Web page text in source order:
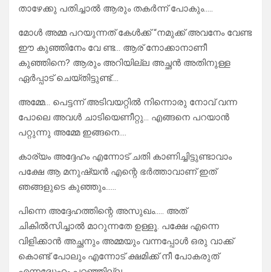
താഴേക്കു പതിച്ചാൽ ആരും തകർന്ന് പോകും…..
മോൾ അമ്മ പറയുന്നത് കേൾക്ക്‌ “നമുക്ക് അവനേം വേണ്ട
ഈ കുഞ്ഞിനേം വേ ണ്ട… ആര് നോക്കാനാണീ
കുഞ്ഞിനെ? ആരും അറിയില്ല അച്ഛൻ അതിനുള്ള
ഏർപ്പാട് ചെയ്തിട്ടുണ്ട്….
അമ്മേ… പെട്ടന്ന് അടിവയറ്റിൽ നിന്നൊരു നോവ് വന്ന
പോലെ അവൾ ചാടിയെണീറ്റു… എങ്ങനെ പറയാൻ
പറ്റുന്നു അമ്മേ ഇങ്ങനെ….
കാര്യം അദ്ദേഹം എന്നോട് ചതി കാണിച്ചിട്ടുണ്ടാവാം
പക്ഷേ ആ മനുഷ്യൻ എന്റെ ഭർത്താവാണ് ഇത്
ഞങ്ങളുടെ കുഞ്ഞും……
പിന്നെ അദ്ദേഹത്തിന്റെ അസുഖം….. അത്
ചികിൽസിച്ചാൽ മാറുന്നതേ ഉള്ളൂ. പക്ഷേ എന്നെ
വിളിക്കാൻ അച്ഛനും അമ്മയും വന്നപ്പോൾ ഒരു വാക്ക്
കൊണ്ട് പോലും എന്നോട് ക്ഷമിക്ക് നീ പോകരുത്